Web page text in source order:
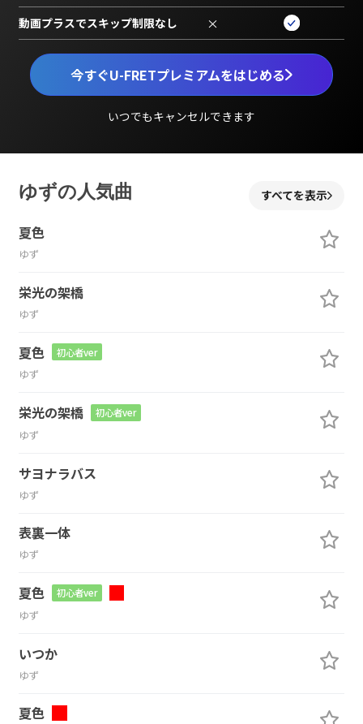
今すぐU-FRETプレミアムをはじめる
いつでもキャンセルできます
動画プラスでスキップ制限なし ×
ゆずの人気曲 すべてを表示
夏色
ゆず
栄光の架橋
ゆず
夏色 初心者ver
ゆず
栄光の架橋 初心者ver
ゆず
サヨナラバス
ゆず
表裏一体
ゆず
夏色 初心者ver
ゆず
いつか
ゆず
夏色